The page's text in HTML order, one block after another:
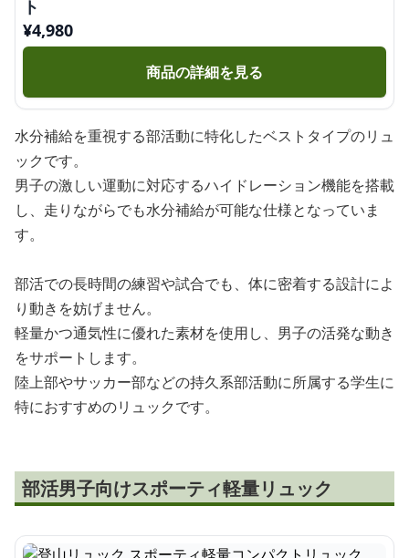
ト
¥4,980
商品の詳細を見る
水分補給を重視する部活動に特化したベストタイプのリュ
ックです。
男子の激しい運動に対応するハイドレーション機能を搭載
し、走りながらでも水分補給が可能な仕様となっていま
す。
部活での長時間の練習や試合でも、体に密着する設計によ
り動きを妨げません。
軽量かつ通気性に優れた素材を使用し、男子の活発な動き
をサポートします。
陸上部やサッカー部などの持久系部活動に所属する学生に
特におすすめのリュックです。
部活男子向けスポーティ軽量リュック